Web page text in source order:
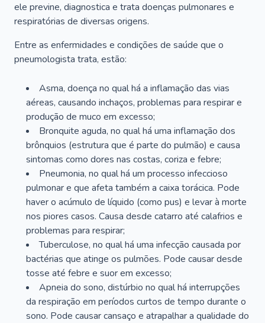
ele previne, diagnostica e trata doenças pulmonares e
respiratórias de diversas origens.
Entre as enfermidades e condições de saúde que o
pneumologista trata, estão:
Asma, doença no qual há a inflamação das vias
aéreas, causando inchaços, problemas para respirar e
produção de muco em excesso;
Bronquite aguda, no qual há uma inflamação dos
brônquios (estrutura que é parte do pulmão) e causa
sintomas como dores nas costas, coriza e febre;
Pneumonia, no qual há um processo infeccioso
pulmonar e que afeta também a caixa torácica. Pode
haver o acúmulo de líquido (como pus) e levar à morte
nos piores casos. Causa desde catarro até calafrios e
problemas para respirar;
Tuberculose, no qual há uma infecção causada por
bactérias que atinge os pulmões. Pode causar desde
tosse até febre e suor em excesso;
Apneia do sono, distúrbio no qual há interrupções
da respiração em períodos curtos de tempo durante o
sono. Pode causar cansaço e atrapalhar a qualidade do